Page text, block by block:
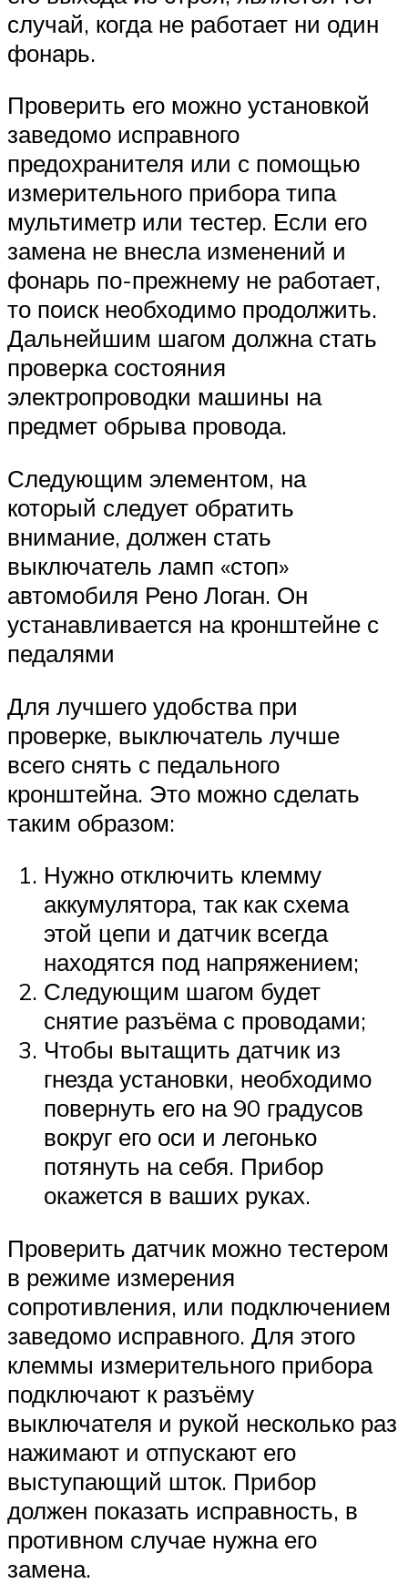
случай, когда не работает ни один
фонарь.
Проверить его можно установкой
заведомо исправного
предохранителя или с помощью
измерительного прибора типа
мультиметр или тестер. Если его
замена не внесла изменений и
фонарь по-прежнему не работает,
то поиск необходимо продолжить.
Дальнейшим шагом должна стать
проверка состояния
электропроводки машины на
предмет обрыва провода.
Следующим элементом, на
который следует обратить
внимание, должен стать
выключатель ламп «стоп»
автомобиля Рено Логан. Он
устанавливается на кронштейне с
педалями
Для лучшего удобства при
проверке, выключатель лучше
всего снять с педального
кронштейна. Это можно сделать
таким образом:
Нужно отключить клемму
аккумулятора, так как схема
этой цепи и датчик всегда
находятся под напряжением;
Следующим шагом будет
снятие разъёма с проводами;
Чтобы вытащить датчик из
гнезда установки, необходимо
повернуть его на 90 градусов
вокруг его оси и легонько
потянуть на себя. Прибор
окажется в ваших руках.
Проверить датчик можно тестером
в режиме измерения
сопротивления, или подключением
заведомо исправного. Для этого
клеммы измерительного прибора
подключают к разъёму
выключателя и рукой несколько раз
нажимают и отпускают его
выступающий шток. Прибор
должен показать исправность, в
противном случае нужна его
замена.